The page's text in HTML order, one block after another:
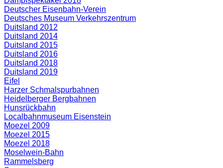
Deutscher Eisenbahn-Verein
Deutsches Museum Verkehrszentrum
Duitsland 2012
Duitsland 2014
Duitsland 2015
Duitsland 2016
Duitsland 2018
Duitsland 2019
Eifel
Harzer Schmalspurbahnen
Heidelberger Bergbahnen
Hunsrückbahn
Localbahnmuseum Eisenstein
Moezel 2009
Moezel 2015
Moezel 2018
Moselwein-Bahn
Rammelsberg